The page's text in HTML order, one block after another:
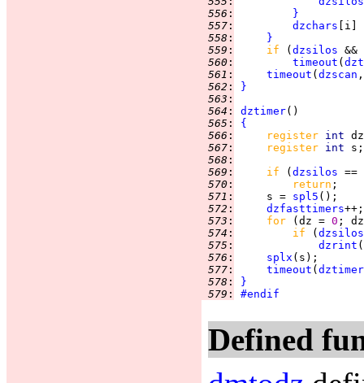
556 :
}
557 : dzchars [i]
558 :
}
559 : if ( dzsilos
560 : timeout (
561 : timeout ( dzscan
562 :
}
563 :
564 : dztimer
565 :
{
566 : register int
567 : register int
568 :
569 : if ( dzsilos ==
570 : return
571 :
     s =
spl5
572 : dzfasttimers
573 : for (dz = 0 ;
574 : if ( dzsilos
575 :
dzrint
576 : splx
577 : timeout ( dztimer
578 :
}
579 : #endif
Defined